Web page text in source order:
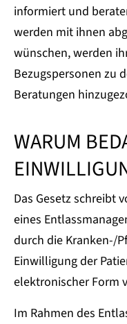
informiert und
werden mit ihnen
wünschen, werden
Bezugspersonen zu
Beratungen
WARUM
Das Gesetz schreibt
eines
durch die Kranken-/
Einwilligung der
elektronischer Form
Im Rahmen des